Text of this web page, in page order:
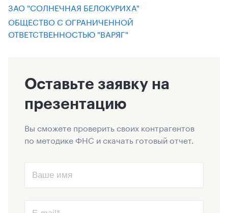
ЗАО "СОЛНЕЧНАЯ БЕЛОКУРИХА"
ОБЩЕСТВО С ОГРАНИЧЕННОЙ
ОТВЕТСТВЕННОСТЬЮ "ВАРЯГ"
Оставьте заявку на
презентацию
Вы сможете проверить своих контрагентов
по методике ФНС и скачать готовый отчет.